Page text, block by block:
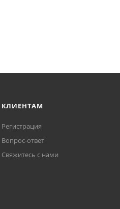
КЛИЕНТАМ
Регистрация
Вопрос-ответ
Свяжитесь с нами